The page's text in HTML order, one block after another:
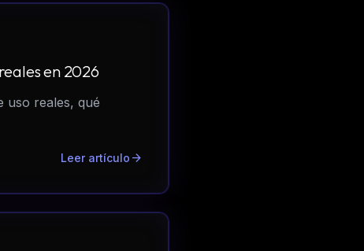
en 2026
uso reales, qué
Leer artículo arrow_forward